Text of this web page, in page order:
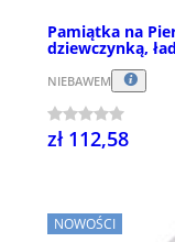
Pamiątka na
dziewczynką,
NIEBAWEM
zł 112,58
NOWOŚCI